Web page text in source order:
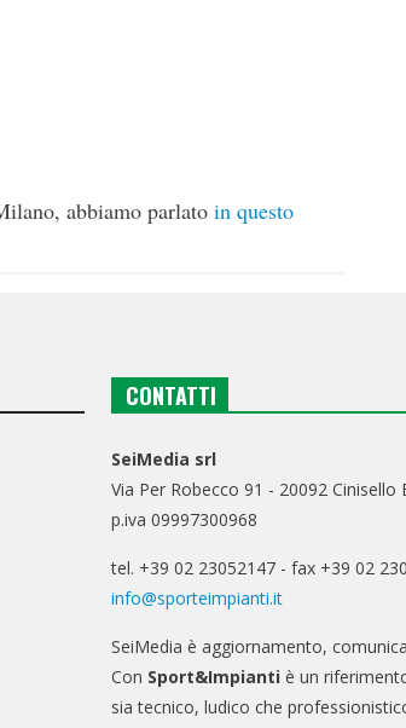
abbiamo parlato in questo
CONTATTI
SeiMedia srl
Via Per Robecco 91 - 20092
p.iva 09997300968
tel. +39 02 23052147 - fax +39 02
info@sporteimpianti.it
SeiMedia è aggiornamento,
Con Sport&Impianti è un
sia tecnico, ludico che